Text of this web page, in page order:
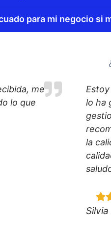
para mi negocio si
me
lo que
lo ha
la